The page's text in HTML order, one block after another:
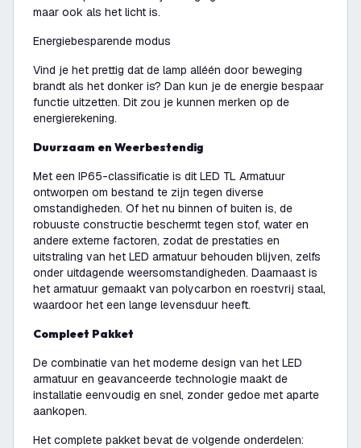
maar ook als het licht is.
Energiebesparende modus
Vind je het prettig dat de lamp alléén door beweging
brandt als het donker is? Dan kun je de energie bespaar
functie uitzetten. Dit zou je kunnen merken op de
energierekening.
Duurzaam en Weerbestendig
Met een IP65-classificatie is dit LED TL Armatuur
ontworpen om bestand te zijn tegen diverse
omstandigheden. Of het nu binnen of buiten is, de
robuuste constructie beschermt tegen stof, water en
andere externe factoren, zodat de prestaties en
uitstraling van het LED armatuur behouden blijven, zelfs
onder uitdagende weersomstandigheden. Daarnaast is
het armatuur gemaakt van polycarbon en roestvrij staal,
waardoor het een lange levensduur heeft.
Compleet Pakket
De combinatie van het moderne design van het LED
armatuur en geavanceerde technologie maakt de
installatie eenvoudig en snel, zonder gedoe met aparte
aankopen.
Het complete pakket bevat de volgende onderdelen: